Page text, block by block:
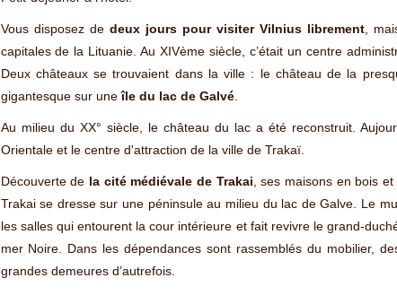
Vous disposez de deux jours pour visiter Vilnius librement,
capitales de la Lituanie. Au XIVème siècle, c’était un centre
Deux châteaux se trouvaient dans la ville : le château de la
gigantesque sur uneîle du lac de Galvé.
Au milieu du XX° siècle, le château du lac a été reconstruit.
Orientale et le centre d'attraction de la ville de Trakaï.
Découverte de la cité médiévale de Trakai, ses maisons en bois
Trakai se dresse sur une péninsule au milieu du lac de Galve. Le
les salles qui entourent la cour intérieure et fait revivre le grand-
mer Noire. Dans les dépendances sont rassemblés du mobilier,
grandes demeures d’autrefois.